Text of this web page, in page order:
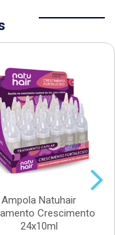
Ampola Natuhair
Crescimento
24x10ml